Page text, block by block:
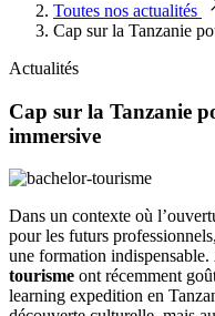
Toutes nos actualités
Cap sur la Tanzanie
Actualités
Cap sur la Tanzanie
immersive
Dans un contexte où
pour les futurs
une formation
tourisme ont récemment
learning expedition en